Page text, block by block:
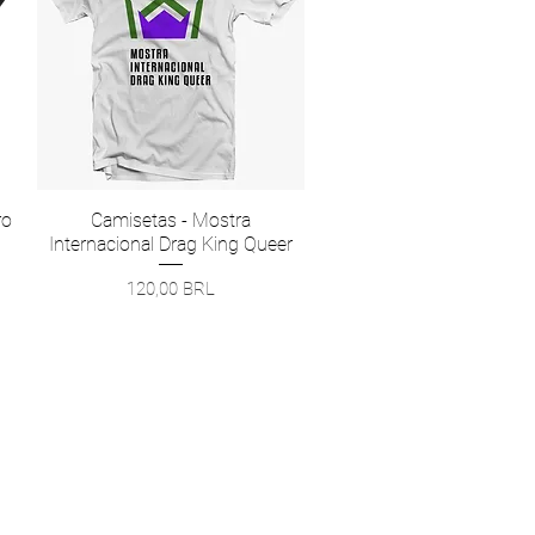
Vista rápida
Camisetas - Mostra
Internacional Drag King Queer
Precio
120,00 BRL